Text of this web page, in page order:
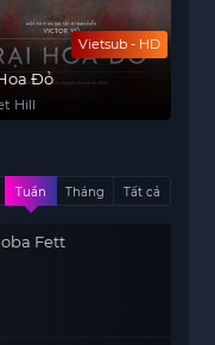
Vietsub - HD
Đỏ
Hill
Tuần Tháng Tất cả
Fett